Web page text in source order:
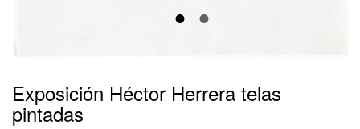
• •
Exposición Héctor Herrera telas
pintadas